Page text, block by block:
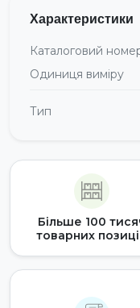
Характеристики
Каталоговий
Одиниця виміру
Тип
Більше 100
товарних